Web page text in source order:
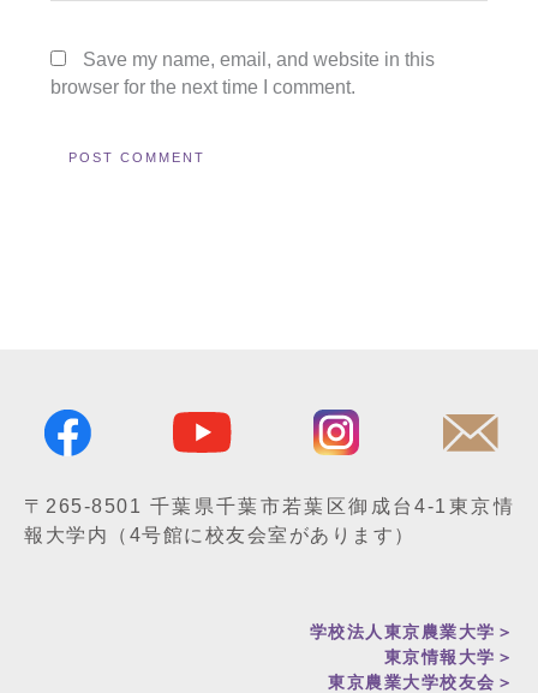
Save my name, email, and website in this
browser for the next time I comment.
〒265-8501 千葉県千葉市若葉区御成台4-1 東京情
報大学内
（4号館に校友会室があります）
学校法人東京農業大学＞
東京情報大学 ＞
東京農業大学校友会＞